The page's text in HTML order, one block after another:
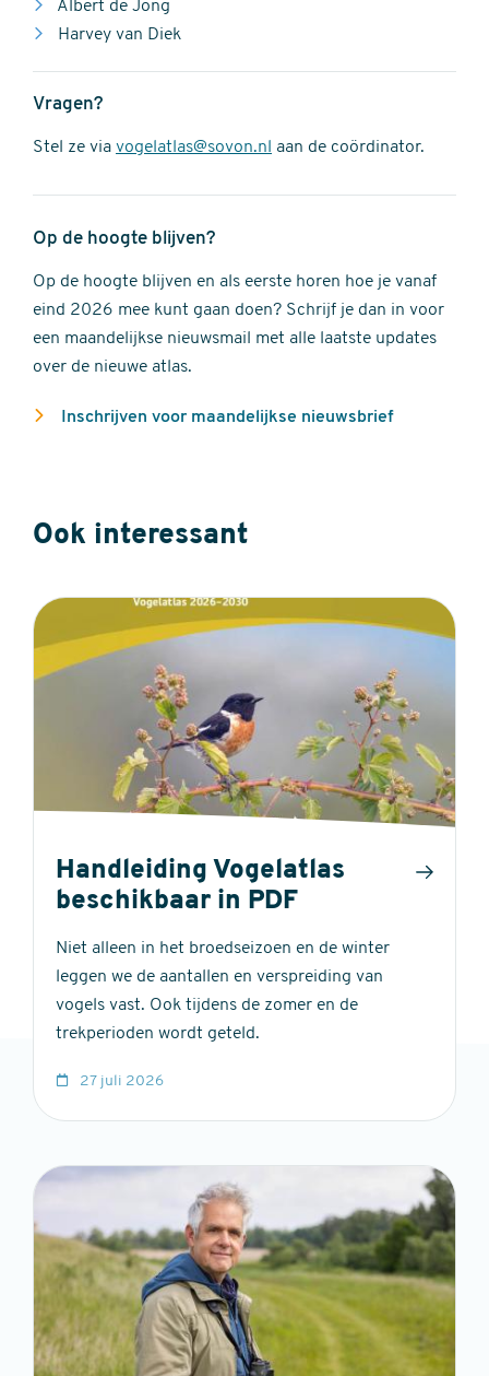
Albert de Jong
Harvey van Diek
Vragen?
Stel ze via vogelatlas@sovon.nl aan de coördinator.
Op de hoogte blijven?
Op de hoogte blijven en als eerste horen hoe je vanaf
eind 2026 mee kunt gaan doen? Schrijf je dan in voor
een maandelijkse nieuwsmail met alle laatste updates
over de nieuwe atlas.
Inschrijven voor maandelijkse nieuwsbrief
Ook interessant
Handleiding Vogelatlas
beschikbaar in PDF
Niet alleen in het broedseizoen en de winter
leggen we de aantallen en verspreiding van
vogels vast. Ook tijdens de zomer en de
trekperioden wordt geteld.
27 juli 2026